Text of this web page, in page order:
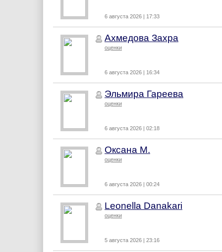
6 августа 2026 | 17:33
Ахмедова Захра
оценки
6 августа 2026 | 16:34
Эльмира Гареева
оценки
6 августа 2026 | 02:18
Оксана М.
оценки
6 августа 2026 | 00:24
Leonella Danakari
оценки
5 августа 2026 | 23:16